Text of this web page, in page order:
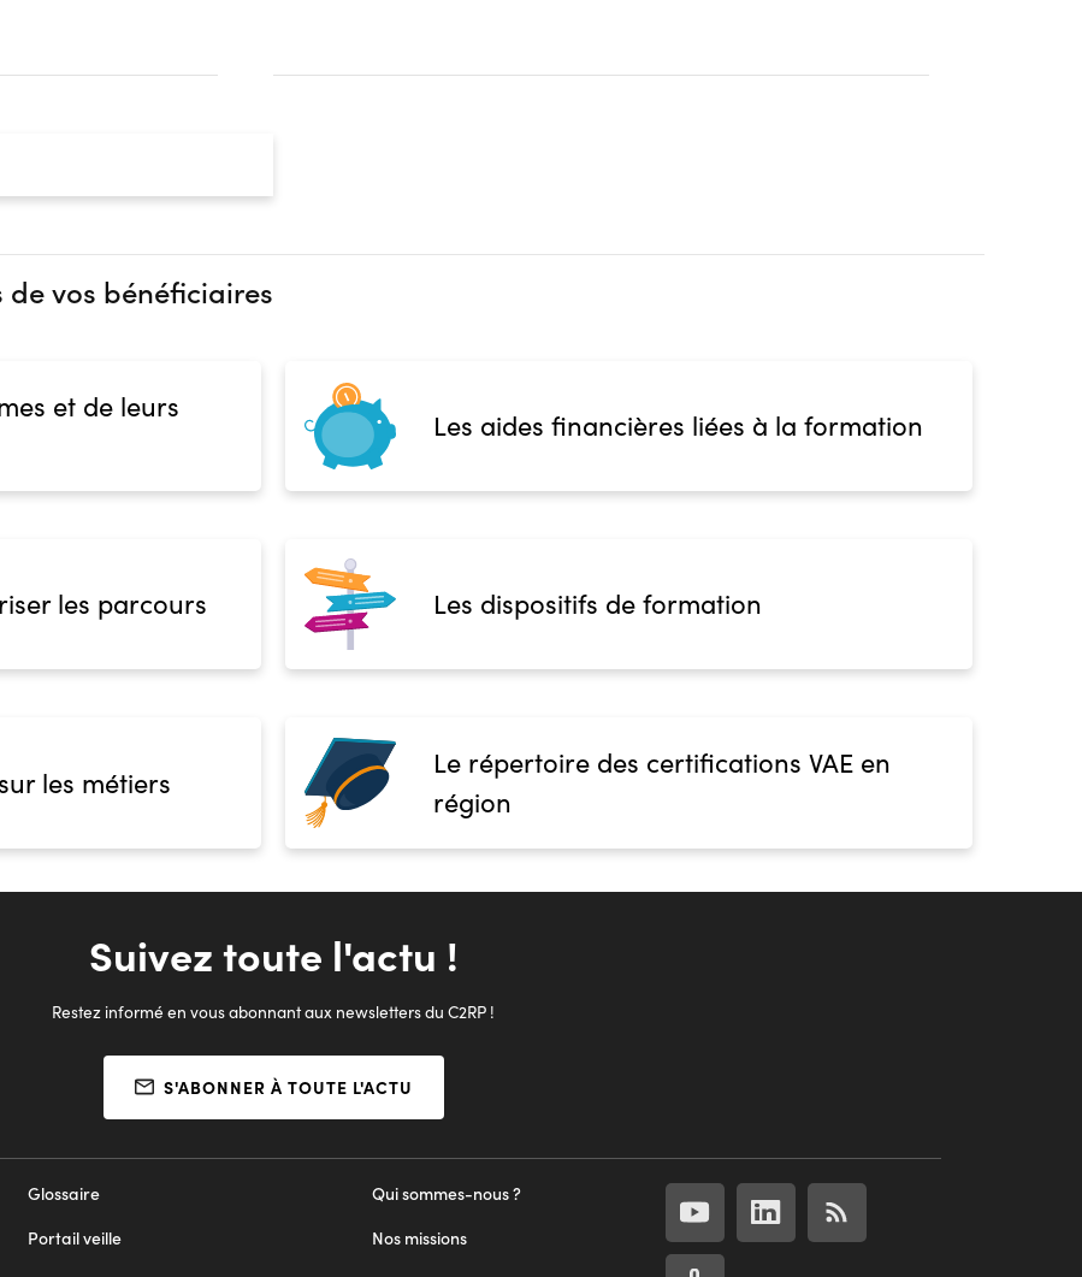
vos bénéficiaires
et de leurs
Les aides financières liées à la formation
les parcours Les dispositifs de formation
les métiers
Le répertoire des certifications VAE en
région
Suivez toute l'actu !
Restez informé en vous abonnant aux newsletters du C2RP !
S'ABONNER À TOUTE L'ACTU
Qui sommes-nous ?
Nos missions
Glossaire
Portail veille